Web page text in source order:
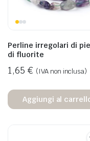
Perline irregolari di
di fluorite
1,65 € (IVA non inclusa)
Aggiungi al